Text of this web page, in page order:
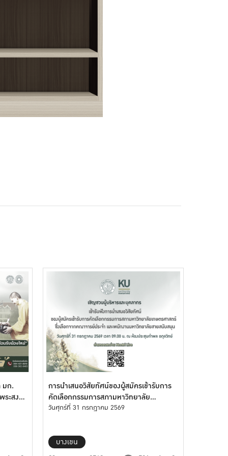
มก.
ระสงฆ์
การนำเสนอวิสัยทัศน์ของผู้สมัครเข้ารับการ
คัดเลือกกรรมการสภามหาวิทยาลัย
เกษตรศาสตร์
วันศุกร์ที่ 31 กรกฎาคม 2569
บางเขน